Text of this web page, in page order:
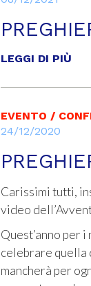
LEGGI DI PIÙ
EVENTO /
24/12/2020
Carissimi tutti,
video
Quest’anno per
celebrare quella
mancherà per